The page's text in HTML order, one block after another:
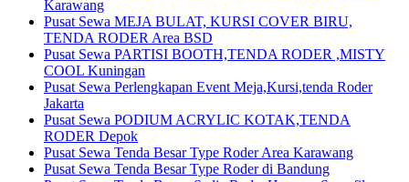
Karawang
Pusat Sewa MEJA BULAT, KURSI COVER BIRU,
TENDA RODER Area BSD
Pusat Sewa PARTISI BOOTH,TENDA RODER ,MISTY
COOL Kuningan
Pusat Sewa Perlengkapan Event Meja,Kursi,tenda Roder
Jakarta
Pusat Sewa PODIUM ACRYLIC KOTAK,TENDA
RODER Depok
Pusat Sewa Tenda Besar Type Roder Area Karawang
Pusat Sewa Tenda Besar Type Roder di Bandung